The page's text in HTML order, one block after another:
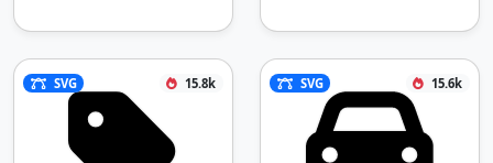
SVG 15.8k SVG 15.6k